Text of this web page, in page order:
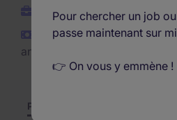
CDI
€50.000 - €55.000 par
an
Poste et missions
Pour chercher un job
passe maintenant sur
👉 On vous y emmène !